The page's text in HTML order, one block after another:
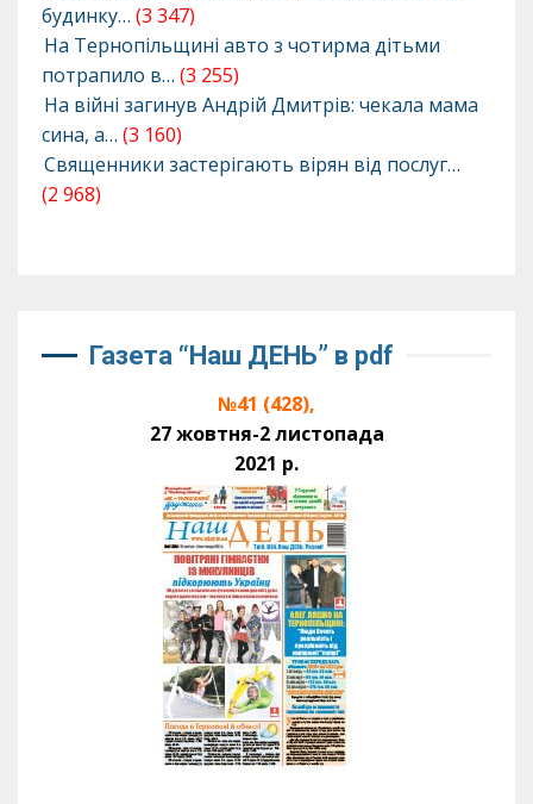
будинку… (3 347)
На Тернопільщині авто з чотирма дітьми
потрапило в… (3 255)
На війні загинув Андрій Дмитрів: чекала мама
сина, а… (3 160)
Священники застерігають вірян від послуг…
(2 968)
Газета “Наш ДЕНЬ” в pdf
№41 (428),
27 жовтня-2 листопада
2021 р.